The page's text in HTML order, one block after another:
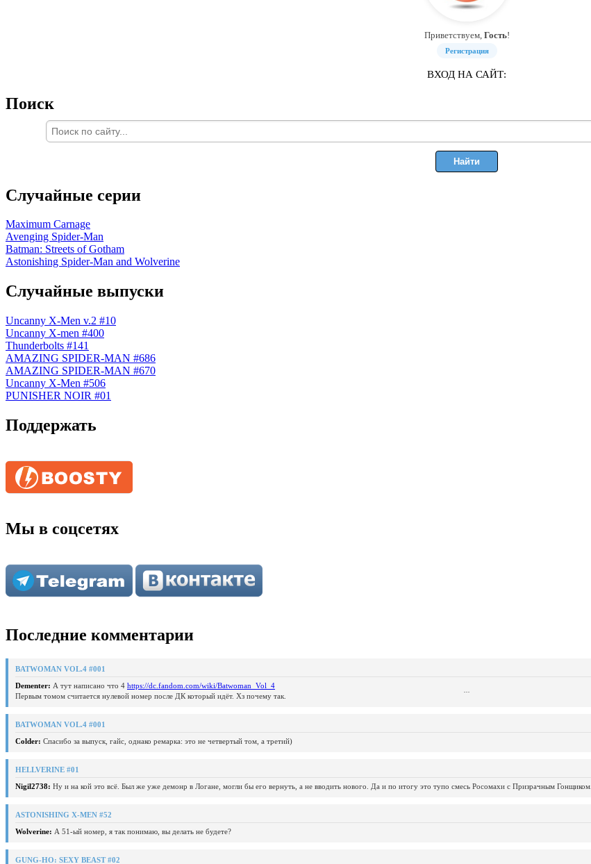
Приветствуем, Гость!
Регистрация
ВХОД НА САЙТ:
Поиск
Случайные серии
Maximum Carnage
Avenging Spider-Man
Batman: Streets of Gotham
Astonishing Spider-Man and Wolverine
Случайные выпуски
Uncanny X-Men v.2 #10
Uncanny X-men #400
Thunderbolts #141
AMAZING SPIDER-MAN #686
AMAZING SPIDER-MAN #670
Uncanny X-Men #506
PUNISHER NOIR #01
Поддержать
Мы в соцсетях
Последние комментарии
BATWOMAN VOL.4 #001
Dementer: А тут написано что 4 https://dc.fandom.com/wiki/Batwoman_Vol_4
Первым томом считается нулевой номер после ДК который идёт. Хз почему так.
BATWOMAN VOL.4 #001
Colder: Спасибо за выпуск, гайс, однако ремарка: это не четвертый том, а третий)
HELLVERINE #01
Nigil2738: Ну и на кой это всё. Был же уже демонр в Логане, могли бы его вернуть, а не вводить нового. Да и по итогу это тупо смесь Росомахи с Призрачным Гонщиком.
ASTONISHING X-MEN #52
Wolverine: А 51-ый номер, я так понимаю, вы делать не будете?
GUNG-HO: SEXY BEAST #02